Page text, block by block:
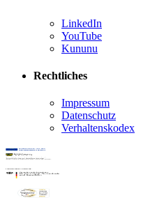
LinkedIn
YouTube
Kununu
Rechtliches
Impressum
Datenschutz
Verhaltenskodex